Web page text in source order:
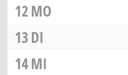
12MO
13DI
14MI